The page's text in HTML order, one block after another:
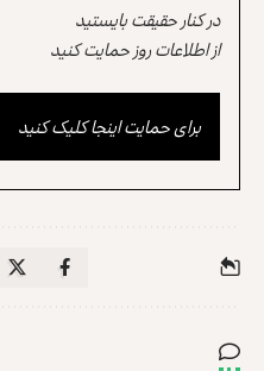
در کنار حقیقت بایستید
از اطلاعات روز حمایت کنید
برای حمایت اینجا کلیک کنید